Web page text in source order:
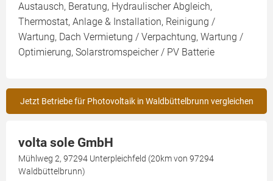
Austausch, Beratung, Hydraulischer Abgleich,
Thermostat, Anlage & Installation, Reinigung /
Wartung, Dach Vermietung / Verpachtung, Wartung /
Optimierung, Solarstromspeicher / PV Batterie
Jetzt Betriebe für Photovoltaik in Waldbüttelbrunn vergleichen
volta sole GmbH
Mühlweg 2, 97294 Unterpleichfeld (20km von 97294
Waldbüttelbrunn)